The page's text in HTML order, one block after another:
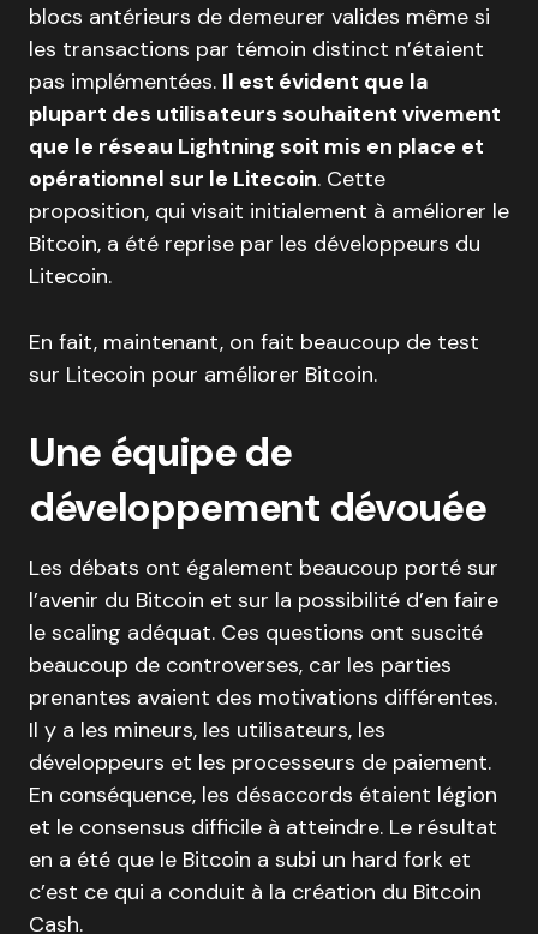
blocs antérieurs de demeurer valides même si
les transactions par témoin distinct n’étaient
pas implémentées. Il est évident que la
plupart des utilisateurs souhaitent vivement
que le réseau Lightning soit mis en place et
opérationnel sur le Litecoin. Cette
proposition, qui visait initialement à améliorer le
Bitcoin, a été reprise par les développeurs du
Litecoin.
En fait, maintenant, on fait beaucoup de test
sur Litecoin pour améliorer Bitcoin.
Une équipe de
développement dévouée
Les débats ont également beaucoup porté sur
l’avenir du Bitcoin et sur la possibilité d’en faire
le scaling adéquat. Ces questions ont suscité
beaucoup de controverses, car les parties
prenantes avaient des motivations différentes.
Il y a les mineurs, les utilisateurs, les
développeurs et les processeurs de paiement.
En conséquence, les désaccords étaient légion
et le consensus difficile à atteindre. Le résultat
en a été que le Bitcoin a subi un hard fork et
c’est ce qui a conduit à la création du Bitcoin
Cash.